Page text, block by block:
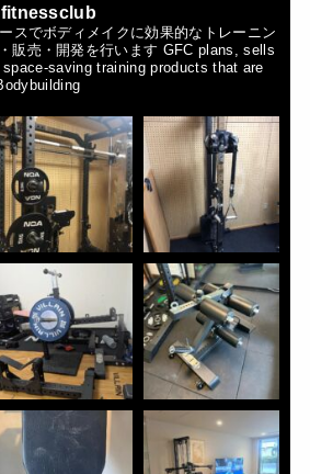
スでボディメイクに効果的なトレーニン
販売・開発を行います GFC plans, sells
saving training products that are